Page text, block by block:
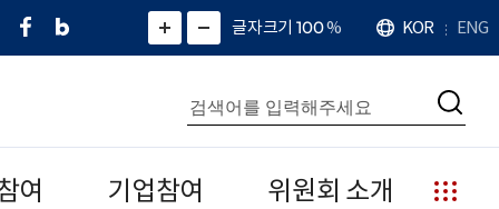
페
네
그
)
화
면
면
소
확
대
치
글자크기 100%
언
어
KOR ENG
통
합
검
색
검
여 기업참여 위원회 소개
누